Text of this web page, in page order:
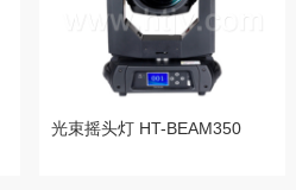
光束摇头灯 HT-BEAM350